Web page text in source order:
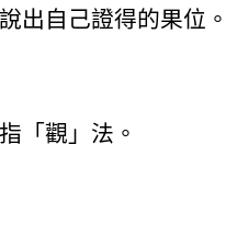
出自己證得的果位。
「觀」法。